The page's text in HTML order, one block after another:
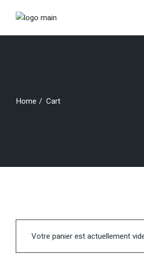
Home Cart
Votre panier est actuellement